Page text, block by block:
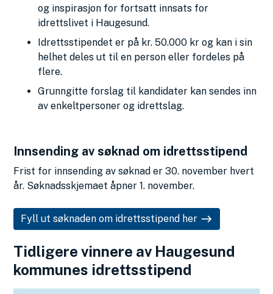
og inspirasjon for fortsatt innsats for
idrettslivet i Haugesund.
Idrettsstipendet er på kr. 50.000 kr og kan i sin
helhet deles ut til en person eller fordeles på
flere.
Grunngitte forslag til kandidater kan sendes inn
av enkeltpersoner og idrettslag.
Innsending av søknad om idrettsstipend
Frist for innsending av søknad er 30. november hvert
år. Søknadsskjemaet åpner 1. november.
Fyll ut søknaden om idrettsstipend her
Tidligere vinnere av Haugesund
kommunes idrettsstipend